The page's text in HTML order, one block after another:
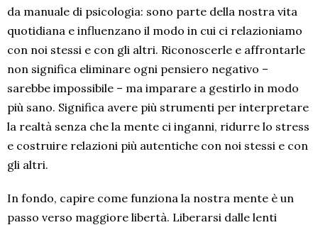
da manuale di psicologia: sono parte della nostra vita
quotidiana e influenzano il modo in cui ci relazioniamo
con noi stessi e con gli altri. Riconoscerle e affrontarle
non significa eliminare ogni pensiero negativo –
sarebbe impossibile – ma imparare a gestirlo in modo
più sano. Significa avere più strumenti per interpretare
la realtà senza che la mente ci inganni, ridurre lo stress
e costruire relazioni più autentiche con noi stessi e con
gli altri.
In fondo, capire come funziona la nostra mente è un
passo verso maggiore libertà. Liberarsi dalle lenti